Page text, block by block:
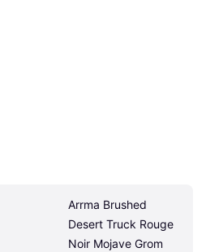
Arrma Brushed
Desert Truck Rouge
Noir Mojave Grom